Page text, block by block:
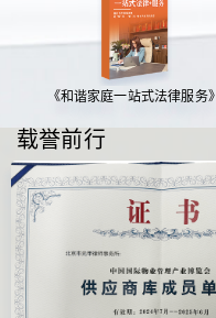
《和谐家庭一站式法律服务》
载誉前行